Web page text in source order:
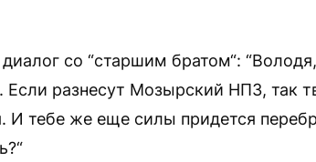
со “старшим братом“:
Если разнесут Мозырский НПЗ, так
И тебе же еще силы придется